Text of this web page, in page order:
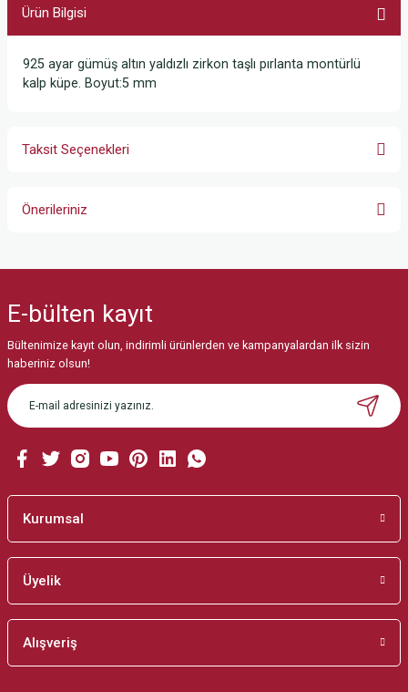
Ürün Bilgisi
925 ayar gümüş altın yaldızlı zirkon taşlı pırlanta montürlü
kalp küpe. Boyut:5 mm
Taksit Seçenekleri
Önerileriniz
Görüş ve önerileriniz için teşekkür ederiz.
Ürün resmi kalitesiz, bozuk veya görüntülenemiyor.
Ürün açıklamasında eksik bilgiler bulunuyor.
Ürün bilgilerinde hatalar bulunuyor.
Bu ürüne benzer farklı alternatifler olmalı.
E-bülten kayıt
Bültenimize kayıt olun, indirimli ürünlerden ve kampanyalardan ilk sizin
haberiniz olsun!
Kurumsal
Üyelik
Alışveriş